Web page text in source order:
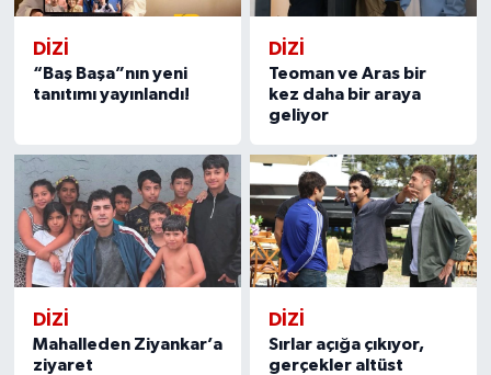
DİZİ
“Baş Başa”nın yeni
tanıtımı yayınlandı!
DİZİ
Teoman ve Aras bir
kez daha bir araya
geliyor
DİZİ
Mahalleden Ziyankar’a
ziyaret
DİZİ
Sırlar açığa çıkıyor,
gerçekler altüst